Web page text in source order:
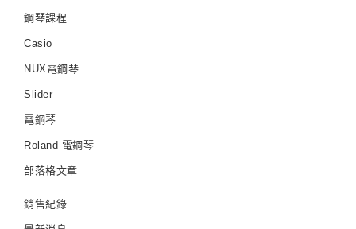
鋼琴課程
Casio
NUX電鋼琴
Slider
電鋼琴
Roland 電鋼琴
部落格文章
銷售紀錄